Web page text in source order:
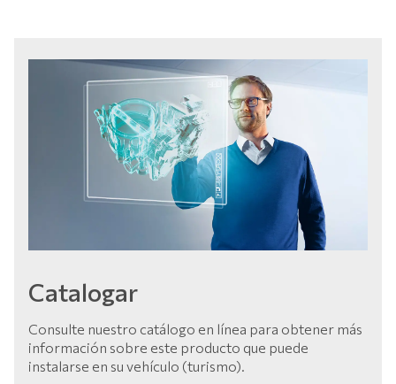
Catalogar
Consulte nuestro catálogo en línea para obtener más
información sobre este producto que puede
instalarse en su vehículo (turismo).